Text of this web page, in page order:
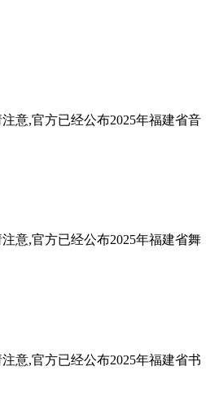
意,官方已经公布2025年福建省音
意,官方已经公布2025年福建省舞
意,官方已经公布2025年福建省书